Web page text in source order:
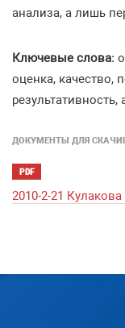
анализа, а лишь
Ключевые слова:
оценка, качество,
результативность,
ДОКУМЕНТЫ ДЛЯ
PDF
2010-2-21 Кулакова